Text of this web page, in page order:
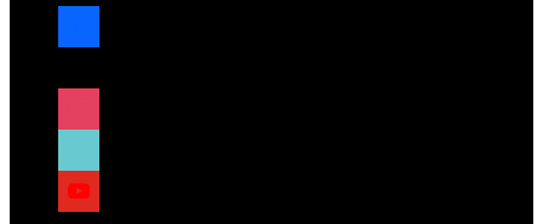
facebook
x
instagram
tiktok
youtube